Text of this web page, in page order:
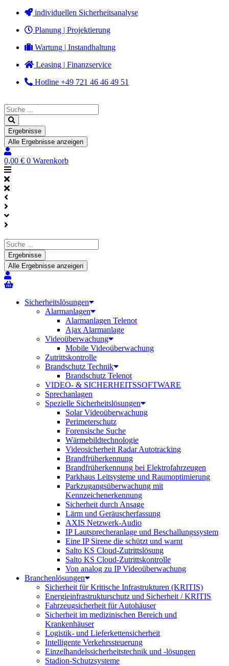
Zum
springen
individuellen Sicherheitsanalyse
Planung | Projektierung
Wartung | Instandhaltung
Leasing | Finanzservice
Hotline +49 721 46 46 49 51
Search
...
Ergebnisse
Alle Ergebnisse anzeigen
0,00 € 0 Warenkorb
Search
...Ergebnisse
Alle Ergebnisse anzeigen
Sicherheitslösungen
Alarmanlagen
Alarmanlagen Telenot
Ajax Alarmanlage
Videoüberwachung
Mobile Videoüberwachung
Zutrittskontrolle
Brandschutz Technik
Brandschutz Telenot
VIDEO- & SICHERHEITSSOFTWARE
Sprechanlagen
Spezielle Sicherheitslösungen
Solar Videoüberwachung
Perimeterschutz
Forensische Suche
Wärmebildtechnologie
Videosicherheit Radar Autotracking​
Brandfrüherkennung
Brandfrüherkennung bei Elektrofahrzeugen
Parkhaus Leitsysteme und Raumoptimierung
Parkzugangsüberwachung mit
Kennzeichenerkennung
Sicherheit durch Ansage
Lärm und Geräuscherfassung
AXIS Netzwerk-Audio
IP Lautsprecheranlage und Beschallungssystem
Eine IP Sirene die schützt und warnt
Salto KS Cloud-Zutrittslösung
Salto KS Cloud-Zutrittskontrolle
Von analog zu IP Videoüberwachung
Branchenlösungen
Sicherheit für Kritische Infrastrukturen (KRITIS)
Energieinfrastrukturschutz und Sicherheit / KRITIS
Fahrzeugsicherheit für Autohäuser
Sicherheit im medizinischen Bereich und
Krankenhäuser
Logistik- und Lieferkettensicherheit
Intelligente Verkehrssteuerung
Einzelhandelssicherheitstechnik und -lösungen
Stadion-Schutzsysteme